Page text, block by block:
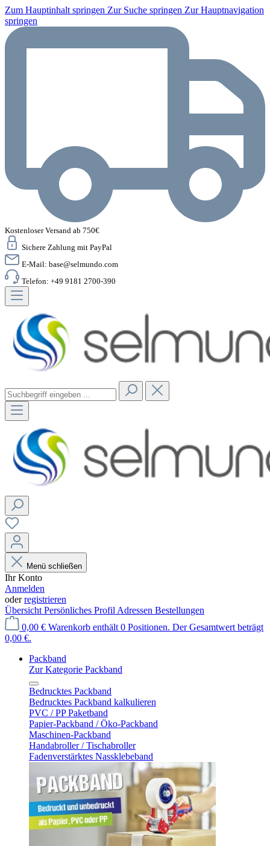
Zum Hauptinhalt springen Zur Suche springen Zur Hauptnavigation
springen
Kostenloser Versand ab 750€
Sichere Zahlung mit PayPal
E-Mail: base@selmundo.com
Telefon: +49 9181 2700-390
Menü schließen
Ihr Konto
Anmelden
oderregistrieren
Übersicht Persönliches Profil Adressen Bestellungen
0,00 € Warenkorb enthält 0 Positionen. Der Gesamtwert beträgt
0,00 €.
Packband
Zur Kategorie Packband
Bedrucktes Packband
Bedrucktes Packband kalkulieren
PVC / PP Paketband
Papier-Packband / Öko-Packband
Maschinen-Packband
Handabroller / Tischabroller
Fadenverstärktes Nassklebeband